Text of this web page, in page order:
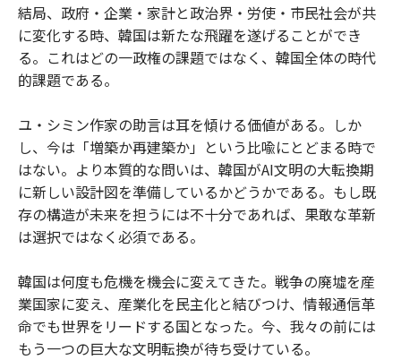
結局、政府・企業・家計と政治界・労使・市民社会が共
に変化する時、韓国は新たな飛躍を遂げることができ
る。これはどの一政権の課題ではなく、韓国全体の時代
的課題である。
ユ・シミン作家の助言は耳を傾ける価値がある。しか
し、今は「増築か再建築か」という比喩にとどまる時で
はない。より本質的な問いは、韓国がAI文明の大転換期
に新しい設計図を準備しているかどうかである。もし既
存の構造が未来を担うには不十分であれば、果敢な革新
は選択ではなく必須である。
韓国は何度も危機を機会に変えてきた。戦争の廃墟を産
業国家に変え、産業化を民主化と結びつけ、情報通信革
命でも世界をリードする国となった。今、我々の前には
もう一つの巨大な文明転換が待ち受けている。